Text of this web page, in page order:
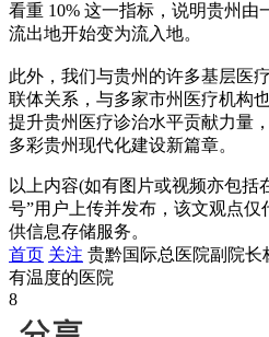
看重 10% 这一指标，说明贵州由
流出地开始变为流入地。
此外，我们与贵州的许多基层医
联体关系，与多家市州医疗机构
提升贵州医疗诊治水平贡献力量
多彩贵州现代化建设新篇章。
以上内容(如有图片或视频亦包括
号”用户上传并发布，该文观点
供信息存储服务。
首页 关注 贵黔国际总医院副院长
有温度的医院
8